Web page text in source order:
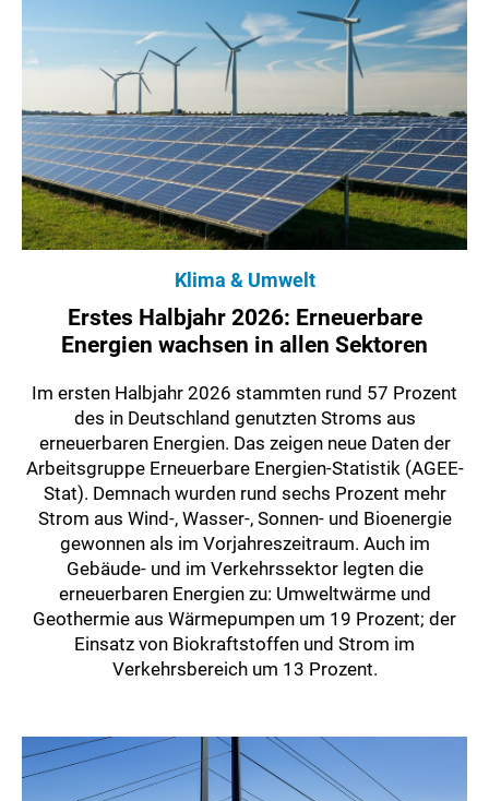
Klima & Umwelt
Erstes Halbjahr 2026: Erneuerbare
Energien wachsen in allen Sektoren
Im ersten Halbjahr 2026 stammten rund 57 Prozent
des in Deutschland genutzten Stroms aus
erneuerbaren Energien. Das zeigen neue Daten der
Arbeitsgruppe Erneuerbare Energien-Statistik (AGEE-
Stat). Demnach wurden rund sechs Prozent mehr
Strom aus Wind-, Wasser-, Sonnen- und Bioenergie
gewonnen als im Vorjahreszeitraum. Auch im
Gebäude- und im Verkehrssektor legten die
erneuerbaren Energien zu: Umweltwärme und
Geothermie aus Wärmepumpen um 19 Prozent; der
Einsatz von Biokraftstoffen und Strom im
Verkehrsbereich um 13 Prozent.